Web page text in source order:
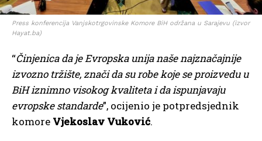
Press konferencija Vanjskotrgovinske Komore BiH održana u Sarajevu (izvor
Hayat.ba)
“Činjenica da je Evropska unija naše najznačajnije
izvozno tržište, znači da su robe koje se proizvedu u
BiH iznimno visokog kvaliteta i da ispunjavaju
evropske standarde”, ocijenio je potpredsjednik
komore Vjekoslav Vuković.